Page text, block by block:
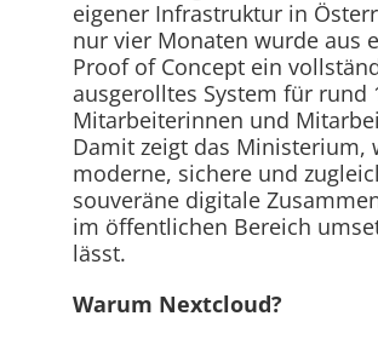
eigener Infrastruktur in
nur vier Monaten wurde aus
Proof of Concept ein
ausgerolltes System für rund
Mitarbeiterinnen und
Damit zeigt das Ministerium,
moderne, sichere und
souveräne digitale
im öffentlichen Bereich
lässt.
Warum Nextcloud?